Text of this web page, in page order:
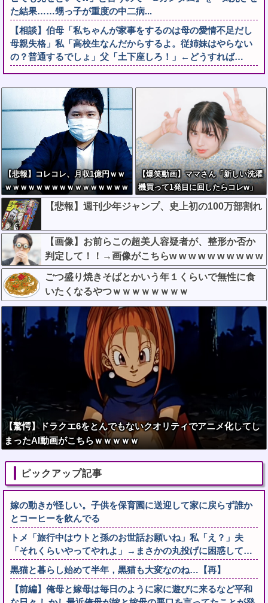
た結果……甥っ子が重度の中二病...
【相談】伯母「私ちゃんが家事をするのは母の愛情不足だし
母親失格」私「高校生なんだからするよ。従姉妹はやらない
の？普通するでしょ」父「土下座しろ！」←どうすれば…
【悲報】コレコレ、月収1億円ｗｗ
ｗｗｗｗｗｗｗｗｗｗｗｗｗｗｗｗ
ｗｗ
【爆笑動画】ママさん「新しい洗濯
機買って1発目に回したらコレw」
←こwれwはw w w w w w w w w w
【悲報】週刊少年ジャンプ、史上初の100万部割れ
【画像】お前らこの超美人容疑者が、整形か否か
判定して！！→画像がこちらw w w w w w w w w w
ごつ盛り焼きそばとかいう年１くらいで無性に食
いたくなるやつｗｗｗｗｗｗｗｗ
【驚愕】ドラクエ6をとんでもないクオリティでアニメ化してし
まったAI動画がこちらｗｗｗｗｗ
ピックアップ記事
嫁の動きが怪しい。子供を保育園に送迎して家に戻らず誰か
とコーヒーを飲んでる
トメ「旅行中はウトと孫のお世話お願いね」私「え？」夫
「それくらいやってやれよ」→まさかの丸投げに困惑して…
黒猫と暮らし始めて半年，黒猫も大変なのね…【再】
【前編】俺母と嫁母は毎日のように家に遊びに来るなど平和